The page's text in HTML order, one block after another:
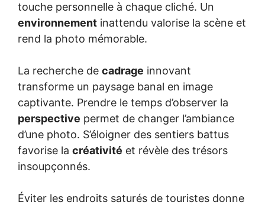
touche personnelle à chaque cliché. Un
environnement inattendu valorise la scène et
rend la photo mémorable.
La recherche de cadrage innovant
transforme un paysage banal en image
captivante. Prendre le temps d’observer la
perspective permet de changer l’ambiance
d’une photo. S’éloigner des sentiers battus
favorise la créativité et révèle des trésors
insoupçonnés.
Éviter les endroits saturés de touristes donne